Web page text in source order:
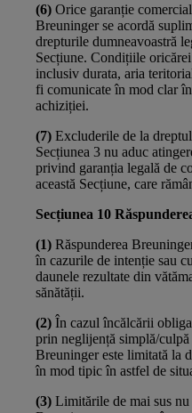
(6) Orice garanție
Breuninger se acordă
drepturile dumneavoastră
Secțiune. Condițiile
inclusiv durata, aria
fi comunicate în mod clar
achiziției.
(7) Excluderile de la
Secțiunea 3 nu aduc
privind garanția legală de
această Secțiune, care
Secțiunea 10
(1) Răspunderea
în cazurile de intenție sau
daunele rezultate din
sănătății.
(2) În cazul încălcării
prin neglijență simplă/culpă
Breuninger este limitată la
în mod tipic în astfel de
(3) Limitările de mai sus